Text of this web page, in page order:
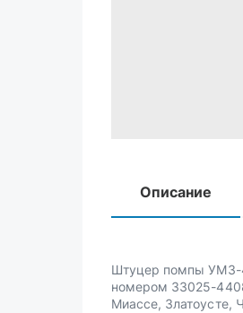
Описание
Штуцер помпы УМЗ-
номером 33025-
Миассе, Златоусте,